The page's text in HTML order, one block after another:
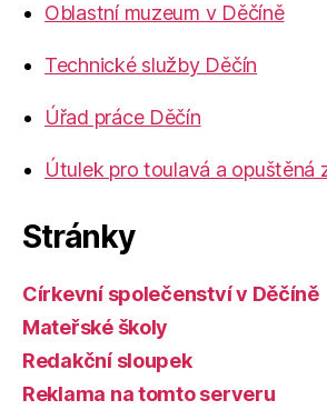
Oblastní muzeum v Děčíně
Technické služby Děčín
Úřad práce Děčín
Útulek pro toulavá a opuštěná
Stránky
Církevní společenství v Děčíně
Mateřské školy
Redakční sloupek
Reklama na tomto serveru